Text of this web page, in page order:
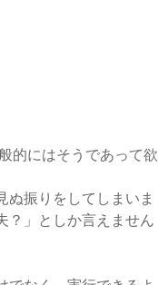
的にはそうであって欲
振りをしてしまいま
？」としか言えません